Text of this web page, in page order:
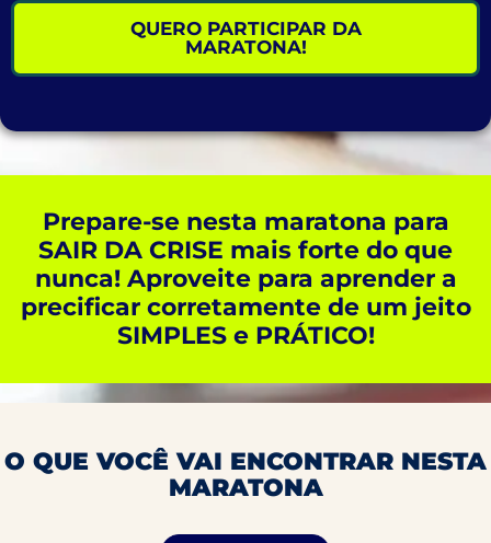
QUERO PARTICIPAR DA
MARATONA!
Prepare-se nesta maratona para
SAIR DA CRISE mais forte do que
nunca! Aproveite para aprender a
precificar corretamente de um jeito
SIMPLES e PRÁTICO!
O QUE VOCÊ VAI ENCONTRAR NESTA
MARATONA